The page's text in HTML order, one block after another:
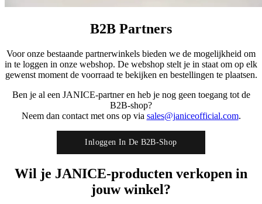
B2B Partners
Voor onze bestaande partnerwinkels bieden we de mogelijkheid om
in te loggen in onze webshop. De webshop stelt je in staat om op elk
gewenst moment de voorraad te bekijken en bestellingen te plaatsen.
Ben je al een JANICE-partner en heb je nog geen toegang tot de
B2B-shop?
Neem dan contact met ons op via sales@janiceofficial.com.
Inloggen In De B2B-Shop
Wil je JANICE-producten verkopen in
jouw winkel?